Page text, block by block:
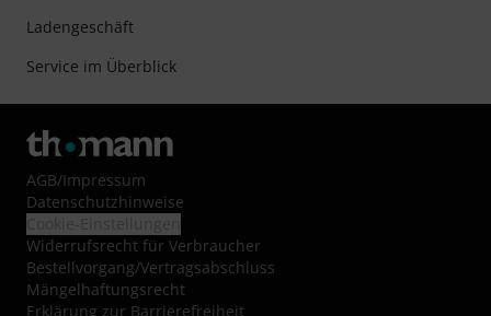
Ladengeschäft
Service im Überblick
AGB/Impressum
Datenschutzhinweise
Widerrufsrecht für Verbraucher
Bestellvorgang/Vertragsabschluss
Mängelhaftungsrecht
Erklärung zur Barrierefreiheit